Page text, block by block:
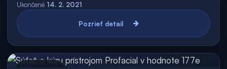
Ukončené 14. 2. 2021
Pozrieť detail